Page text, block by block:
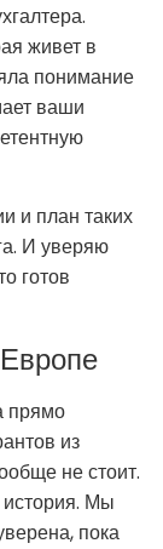
живет в
понимание
ваши
и план таких
И уверяю
готов
прямо
из
не стоит.
история. Мы
пока